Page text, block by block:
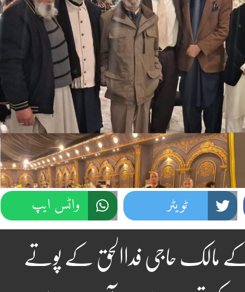
ٹویٹر واٹس ایپ
مالک حاجی فداالحق کے پوتے